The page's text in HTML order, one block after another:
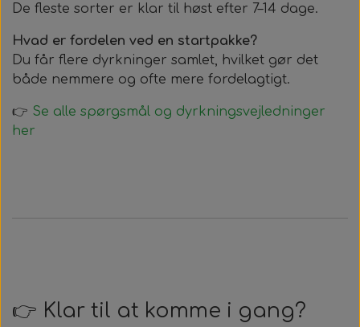
De fleste sorter er klar til høst efter 7–14 dage.
Hvad er fordelen ved en startpakke?
Du får flere dyrkninger samlet, hvilket gør det
både nemmere og ofte mere fordelagtigt.
👉 Se alle spørgsmål og dyrkningsvejledninger
her
👉 Klar til at komme i gang?